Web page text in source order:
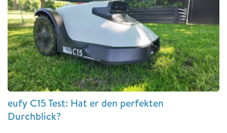
eufy C15 Test: Hat er den perfekten
Durchblick?